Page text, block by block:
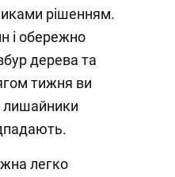
рішенням.
і обережно
дерева та
тижня ви
лишайники
легко